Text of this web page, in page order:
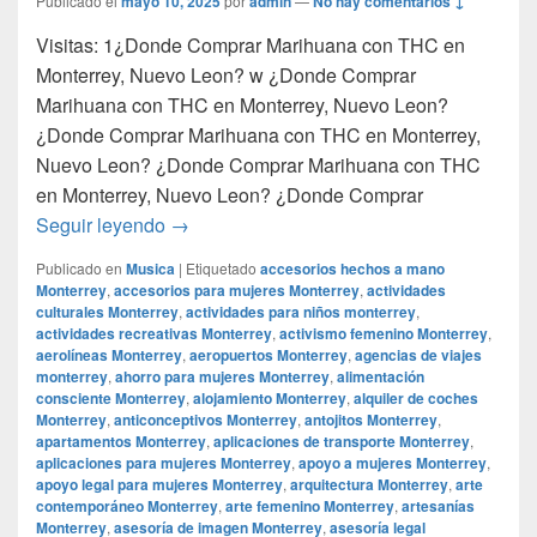
Visitas: 1¿Donde Comprar Marihuana con THC en
Monterrey, Nuevo Leon? w ¿Donde Comprar
Marihuana con THC en Monterrey, Nuevo Leon?
¿Donde Comprar Marihuana con THC en Monterrey,
Nuevo Leon? ¿Donde Comprar Marihuana con THC
en Monterrey, Nuevo Leon? ¿Donde Comprar
Seguir leyendo ¿Donde Comprar Marihuana con THC en
→
Publicado en Musica | Etiquetado accesorios hechos a mano
Monterrey, accesorios para mujeres Monterrey, actividades
culturales Monterrey, actividades para niños monterrey,
actividades recreativas Monterrey, activismo femenino Monterrey,
aerolíneas Monterrey, aeropuertos Monterrey, agencias de viajes
monterrey, ahorro para mujeres Monterrey, alimentación
consciente Monterrey, alojamiento Monterrey, alquiler de coches
Monterrey, anticonceptivos Monterrey, antojitos Monterrey,
apartamentos Monterrey, aplicaciones de transporte Monterrey,
aplicaciones para mujeres Monterrey, apoyo a mujeres Monterrey,
apoyo legal para mujeres Monterrey, arquitectura Monterrey, arte
contemporáneo Monterrey, arte femenino Monterrey, artesanías
Monterrey, asesoría de imagen Monterrey, asesoría legal